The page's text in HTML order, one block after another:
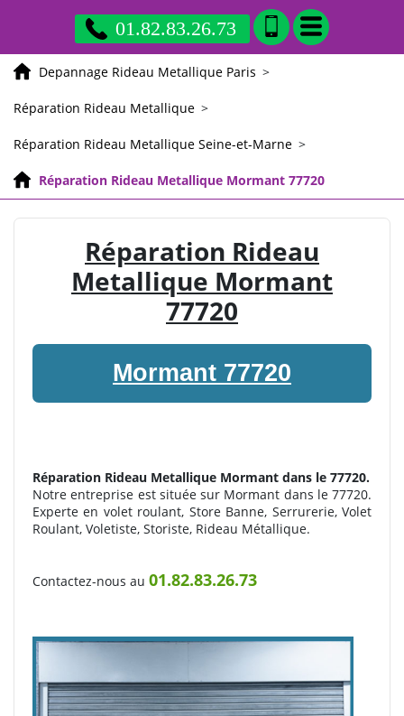
01.82.83.26.73
Depannage Rideau Metallique Paris >
Réparation Rideau Metallique >
Réparation Rideau Metallique Seine-et-Marne >
Réparation Rideau Metallique Mormant 77720
Réparation Rideau
Metallique Mormant
77720
Mormant 77720
Réparation Rideau Metallique Mormant dans le 77720.
Notre entreprise est située sur Mormant dans le 77720.
Experte en volet roulant, Store Banne, Serrurerie, Volet
Roulant, Voletiste, Storiste, Rideau Métallique.
Contactez-nous au 01.82.83.26.73